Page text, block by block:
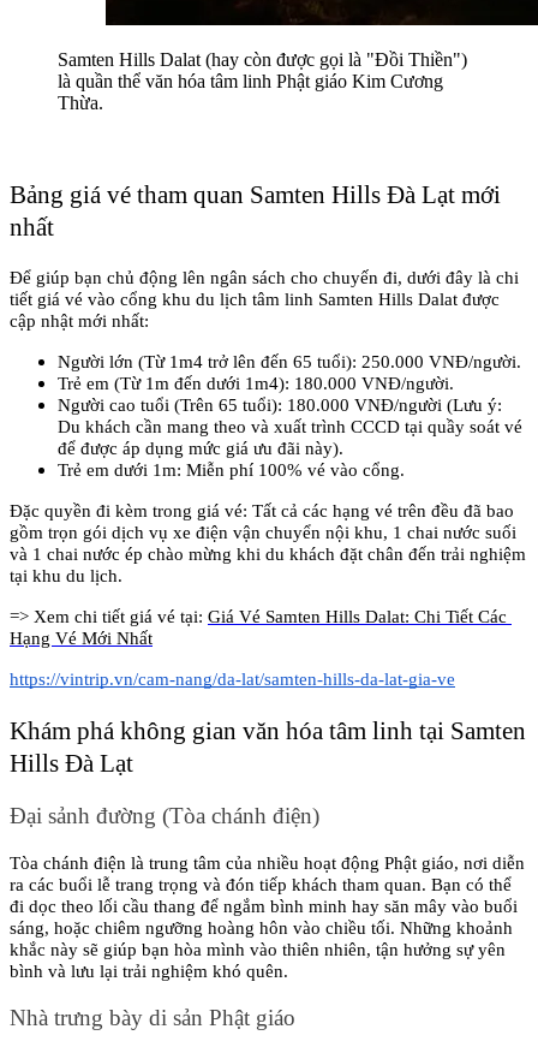
Samten Hills Dalat (hay còn được gọi là "Đồi Thiền")
là quần thể văn hóa tâm linh Phật giáo Kim Cương
Thừa.
Bảng giá vé tham quan Samten Hills Đà Lạt mới
nhất
Để giúp bạn chủ động lên ngân sách cho chuyến đi, dưới đây là chi
tiết giá vé vào cổng khu du lịch tâm linh Samten Hills Dalat được
cập nhật mới nhất:
Người lớn (Từ 1m4 trở lên đến 65 tuổi): 250.000 VNĐ/người.
Trẻ em (Từ 1m đến dưới 1m4): 180.000 VNĐ/người.
Người cao tuổi (Trên 65 tuổi): 180.000 VNĐ/người (Lưu ý:
Du khách cần mang theo và xuất trình CCCD tại quầy soát vé
để được áp dụng mức giá ưu đãi này).
Trẻ em dưới 1m: Miễn phí 100% vé vào cổng.
Đặc quyền đi kèm trong giá vé: Tất cả các hạng vé trên đều đã bao
gồm trọn gói dịch vụ xe điện vận chuyển nội khu, 1 chai nước suối
và 1 chai nước ép chào mừng khi du khách đặt chân đến trải nghiệm
tại khu du lịch.
=> Xem chi tiết giá vé tại: Giá Vé Samten Hills Dalat: Chi Tiết Các
Hạng Vé Mới Nhất
https://vintrip.vn/cam-nang/da-lat/samten-hills-da-lat-gia-ve
Khám phá không gian văn hóa tâm linh tại Samten
Hills Đà Lạt
Đại sảnh đường (Tòa chánh điện)
Tòa chánh điện là trung tâm của nhiều hoạt động Phật giáo, nơi diễn
ra các buổi lễ trang trọng và đón tiếp khách tham quan. Bạn có thể
đi dọc theo lối cầu thang để ngắm bình minh hay săn mây vào buổi
sáng, hoặc chiêm ngưỡng hoàng hôn vào chiều tối. Những khoảnh
khắc này sẽ giúp bạn hòa mình vào thiên nhiên, tận hưởng sự yên
bình và lưu lại trải nghiệm khó quên.
Nhà trưng bày di sản Phật giáo